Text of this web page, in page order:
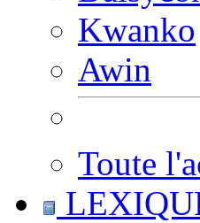
Kwanko
Awin
Toute